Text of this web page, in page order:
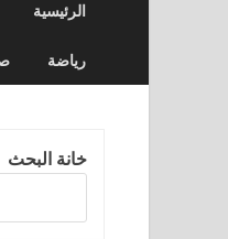
الرئيسية
رياضة
خانة البحث